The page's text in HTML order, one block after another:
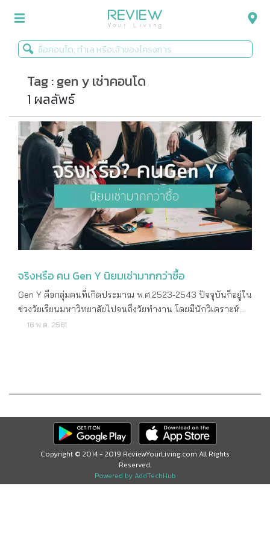
รีวิวคอนโด
รีวิวบ้าน
รีวิวทาวน์โฮม
Life+Style
Infographic
ข่าวโปรโมชั่น
Tag : gen y เช่าคอนโด
1 ผลลัพธ์
จริงหรือ คน Gen Y นิยมเช่ามากกว่าซื้อ
Gen Y คือกลุ่มคนที่เกิดประมาณ พ.ศ.2523-2543 ปัจจุบันก็อยู่ใน
ช่วงวัยเรียนมหาวิทยาลัยไปจนถึงวัยทำงาน โดยมีนักวิเคราะห์
จากหลายแห่งต่างก็ลงความเห็นกันว่า กลุ่มคนวัยนี้มักจะมี
มากมาย รวมไปถึงคอนโดมิเนียม ทาวน์โฮม และบ้านเดี่ยวด้วย
อย่างไรก็คงจะถูกต้องไปเสียทั้งหมดจริงไหมคะ เพราะแต่ละคนก็มี
ไลฟ์สไตล์ที่แตกต่างกันออกไป และเมื่อพูดถึงในแง่ของการอยู่
อาศัยคอนโดมิเนียม บางคนครอบครัวก็ซื้อให้เลยตั้งแต่สมัยเรียน
มหาวิทยาลัย บางคนทำงานได้ 2-3 ปีก็ตัดสินใจซื้อเอง ยิ่งเริ่มผ่อน
เร็ว โปะเป็นบางช่วงก็ยิ่งหมดเร็ว เพราะระยะหลังมาหลาย
16 พ.ค. 2561
Copyright © 2014 - 2019 ReviewYourLiving.com All Rights
Reserved.
Powered by AddTechHub